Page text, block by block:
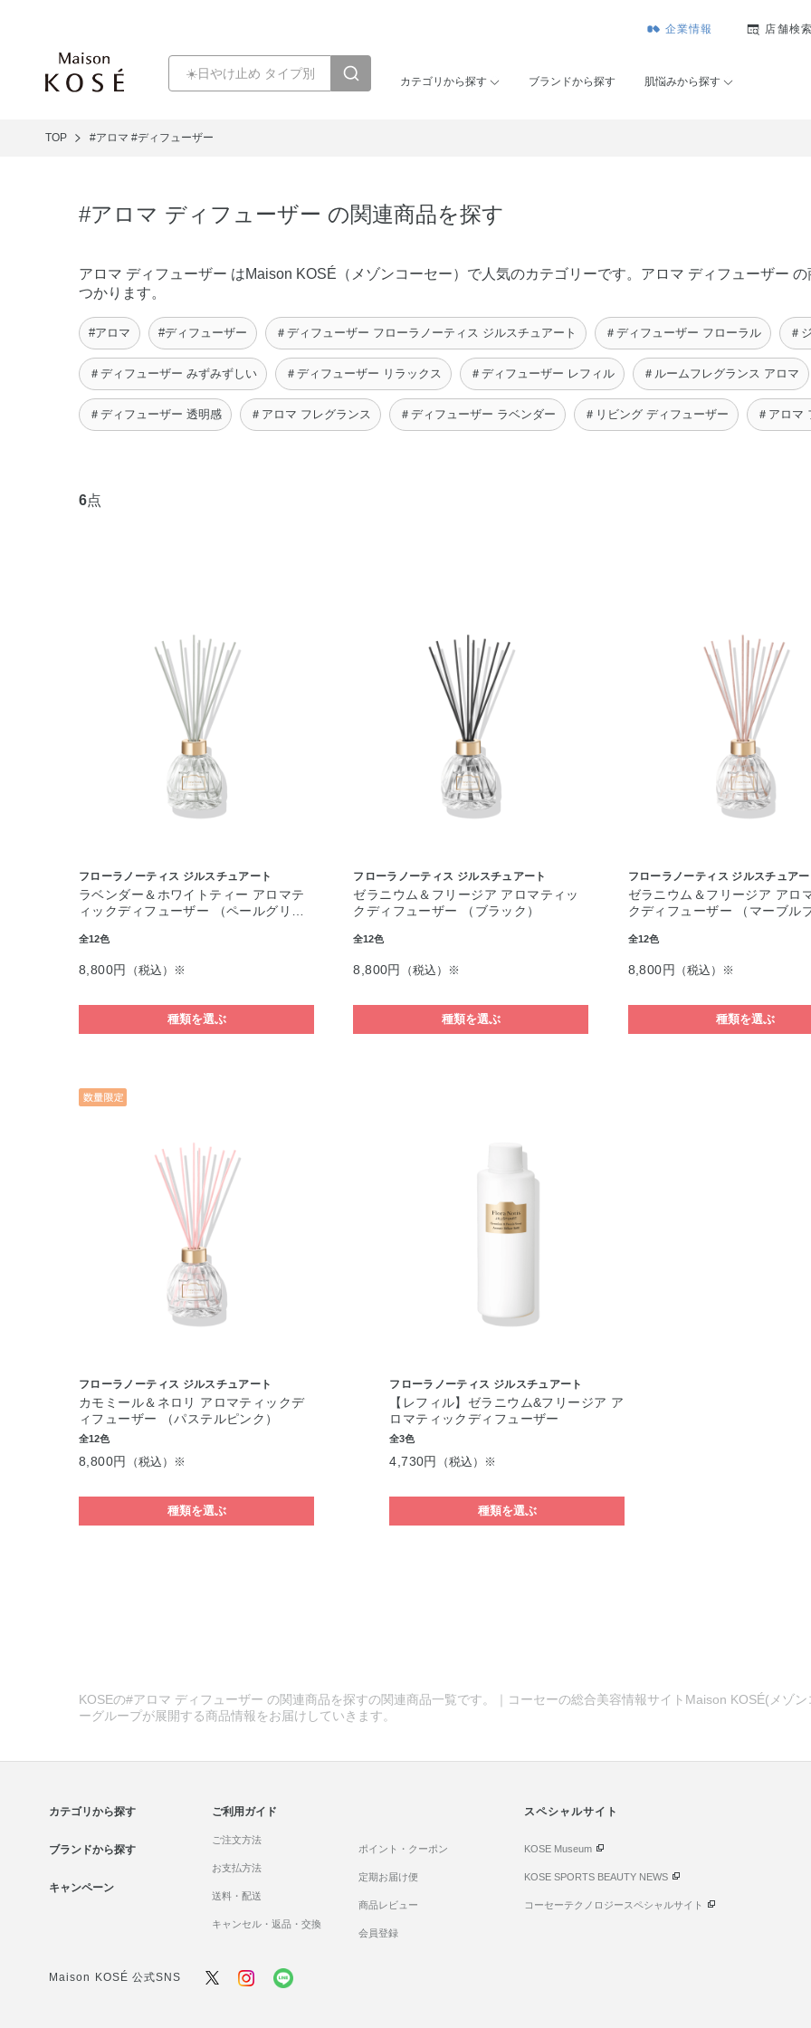
企業情報 店舗検索
カテゴリから探す ブランドから探す 肌悩みから探す
TOP #アロマ #ディフューザー
#アロマ ディフューザー の関連商品を探す
アロマ ディフューザー はMaison KOSÉ（メゾンコーセー）で人気のカテゴリーです。アロマ ディフューザー
つかります。
#アロマ #ディフューザー ＃ディフューザー フローラノーティス ジルスチュアート ＃ディフューザー フローラル ＃
＃ディフューザー みずみずしい ＃ディフューザー リラックス ＃ディフューザー レフィル ＃ルームフレグランス アロマ
＃ディフューザー 透明感 ＃アロマ フレグランス ＃ディフューザー ラベンダー ＃リビング ディフューザー ＃アロマ
6点
フローラノーティス ジルスチュアート
ラベンダー＆ホワイトティー アロマテ
ィックディフューザー （ペールグリ…
全12色
8,800円 （税込）※
種類を選ぶ
フローラノーティス ジルスチュアート
ゼラニウム＆フリージア アロマティッ
クディフューザー （ブラック）
全12色
8,800円 （税込）※
種類を選ぶ
フローラノーティス ジルスチュアー
ゼラニウム＆フリージア アロ
クディフューザー （マーブル
全12色
8,800円 （税込）※
種類を選ぶ
フローラノーティス ジルスチュアート
カモミール＆ネロリ アロマティックデ
ィフューザー （パステルピンク）
全12色
8,800円 （税込）※
種類を選ぶ
フローラノーティス ジルスチュアート
【レフィル】ゼラニウム&フリージア ア
ロマティックディフューザー
全3色
4,730円 （税込）※
種類を選ぶ
KOSEの#アロマ ディフューザー の関連商品を探すの関連商品一覧です。｜コーセーの総合美容情報サイトMaison KOSÉ(メゾ
ーグループが展開する商品情報をお届けしていきます。
カテゴリから探す
ブランドから探す
キャンペーン
ご利用ガイド
ご注文方法
お支払方法
送料・配送
キャンセル・返品・交換
ポイント・クーポン
定期お届け便
商品レビュー
会員登録
スペシャルサイト
KOSE Museum
KOSE SPORTS BEAUTY NEWS
コーセーテクノロジースペシャルサイト
Maison KOSÉ 公式SNS